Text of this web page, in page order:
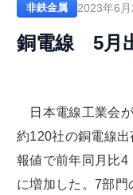
非鉄金属 2023年6
銅電線 5月
日本電線工業会
約120社の銅電線
報値で前年同月比4
に増加した。7部